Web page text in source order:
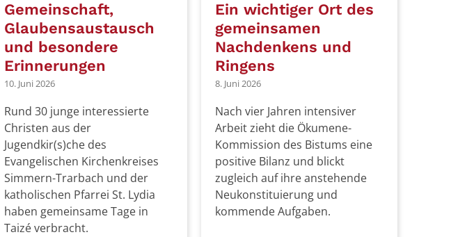
Gemeinschaft,
Glaubensaustausch
und besondere
Erinnerungen
10. Juni 2026
Rund 30 junge interessierte
Christen aus der
Jugendkir(s)che des
Evangelischen Kirchenkreises
Simmern-Trarbach und der
katholischen Pfarrei St. Lydia
haben gemeinsame Tage in
Taizé verbracht.
Ein wichtiger Ort des
gemeinsamen
Nachdenkens und
Ringens
8. Juni 2026
Nach vier Jahren intensiver
Arbeit zieht die Ökumene-
Kommission des Bistums eine
positive Bilanz und blickt
zugleich auf ihre anstehende
Neukonstituierung und
kommende Aufgaben.